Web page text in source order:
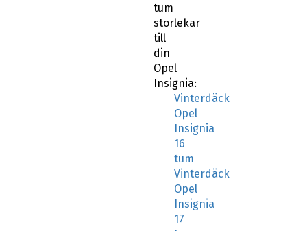
tum
storlekar
till
din
Opel
Insignia:
Vinterdäck
Opel
Insignia
16
tum
Vinterdäck
Opel
Insignia
17